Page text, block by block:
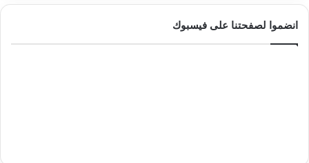
انضموا لصفحتنا على فيسبوك